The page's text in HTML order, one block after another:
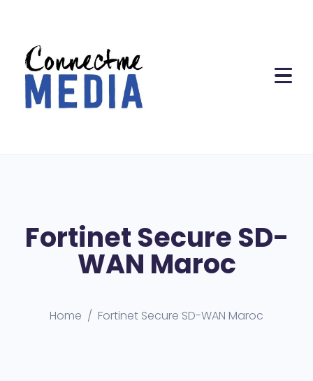
Fortinet Secure SD-
WAN Maroc
Home Fortinet Secure SD-WAN Maroc